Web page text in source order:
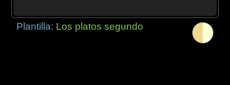
Plantilla: Los platos segundo